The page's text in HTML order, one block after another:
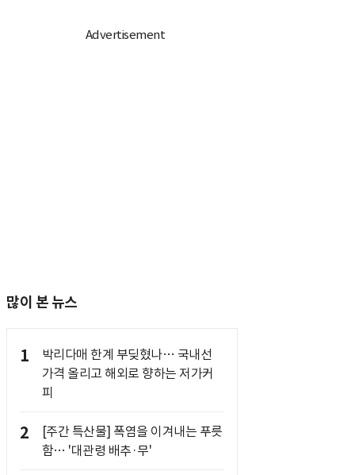
많이 본 뉴스
1
박리다매 한계 부딪혔나… 국내선
가격 올리고 해외로 향하는 저가커
피
2
[주간 특산물] 폭염을 이겨내는 푸릇
함… '대관령 배추·무'